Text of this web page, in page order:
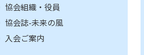
協会組織・役員
協会誌-未来の風
入会ご案内